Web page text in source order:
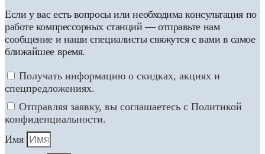
Если у вас есть вопросы или необходима консультация по
работе компрессорных станций — отправьте нам
сообщение и наши специалисты свяжутся с вами в самое
ближайшее время.
Получать информацию о скидках, акциях и
спецпредложениях.
Отправляя заявку, вы соглашаетесь с Политикой
конфиденциальности.
Имя